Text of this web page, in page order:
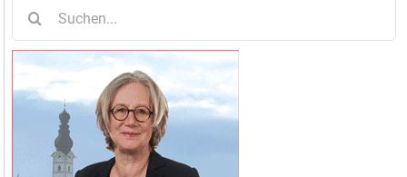
nach: